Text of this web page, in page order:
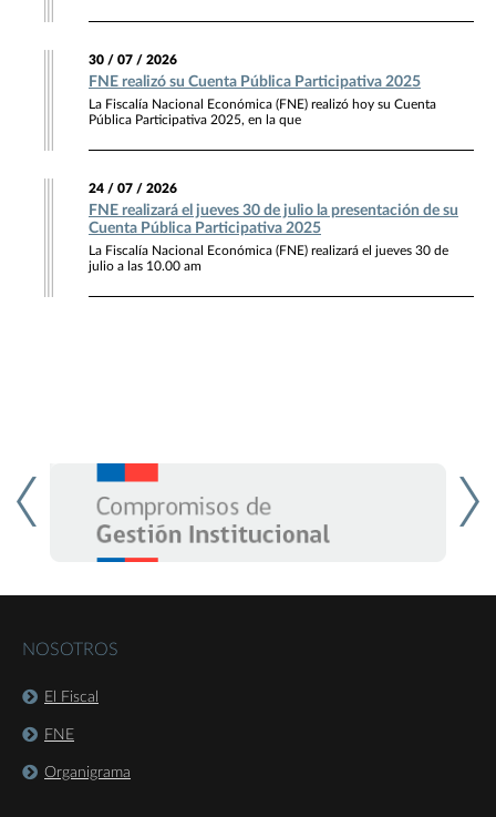
30 / 07 / 2026
FNE realizó su Cuenta Pública Participativa 2025
La Fiscalía Nacional Económica (FNE) realizó hoy su Cuenta
Pública Participativa 2025, en la que
24 / 07 / 2026
FNE realizará el jueves 30 de julio la presentación de su
Cuenta Pública Participativa 2025
La Fiscalía Nacional Económica (FNE) realizará el jueves 30 de
julio a las 10.00 am
NOSOTROS
El Fiscal
FNE
Organigrama